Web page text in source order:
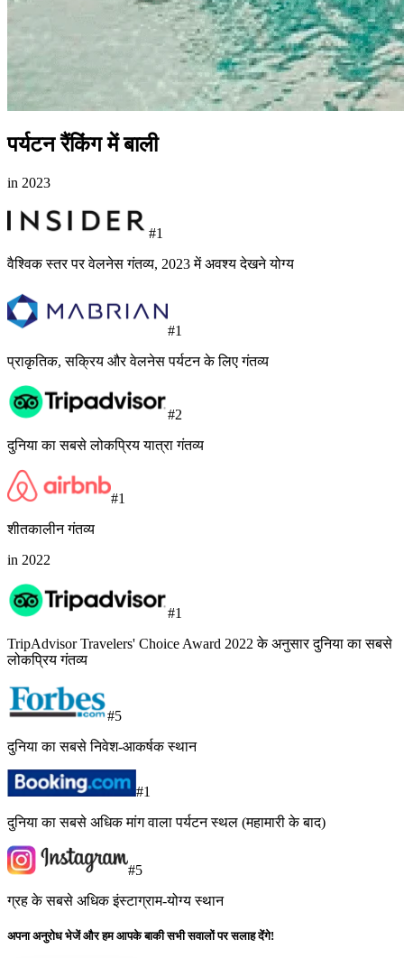
पर्यटन रैंकिंग में बाली
in 2023
#1
वैश्विक स्तर पर वेलनेस गंतव्य, 2023 में अवश्य देखने योग्य
#1
प्राकृतिक, सक्रिय और वेलनेस पर्यटन के लिए गंतव्य
#2
दुनिया का सबसे लोकप्रिय यात्रा गंतव्य
#1
शीतकालीन गंतव्य
in 2022
#1
TripAdvisor Travelers' Choice Award 2022 के अनुसार दुनिया का सबसे
लोकप्रिय गंतव्य
#5
दुनिया का सबसे निवेश-आकर्षक स्थान
#1
दुनिया का सबसे अधिक मांग वाला पर्यटन स्थल (महामारी के बाद)
#5
ग्रह के सबसे अधिक इंस्टाग्राम-योग्य स्थान
अपना अनुरोध भेजें और हम आपके बाकी सभी सवालों पर सलाह देंगे!